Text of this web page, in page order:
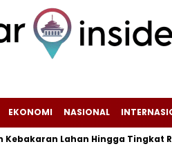
EKONOMI NASIONAL
Lahan Hingga Tingkat RT/RW‎